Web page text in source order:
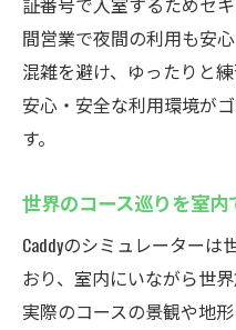
間営業で夜間の利用も安
混雑を避け、ゆったりと
安心・安全な利用環境が
す。
世界のコース巡りを室内
Caddyのシミュレーター
おり、室内にいながら世
実際のコースの景観や地